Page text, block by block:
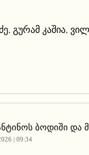
, გურამ კაშია,
ბოდიში და
| 09:34